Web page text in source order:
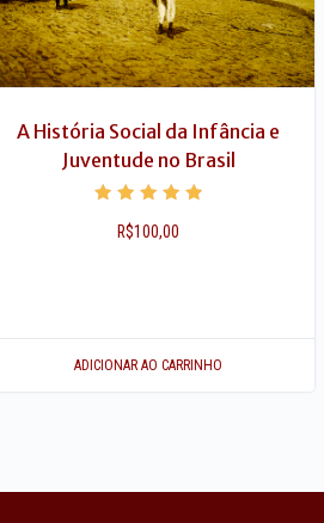
A História Social da Infância e
Juventude no Brasil
5.00R$100,00
ADICIONAR AO CARRINHO